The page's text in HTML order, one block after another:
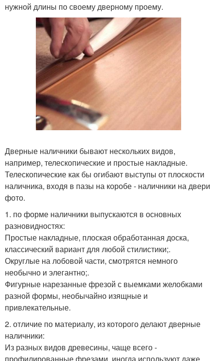
нужной длины по своему дверному проему.
Дверные наличники бывают нескольких видов,
например, телескопические и простые накладные.
Телескопические как бы огибают выступы от плоскости
наличника, входя в пазы на коробе - наличники на двери
фото.
1. по форме наличники выпускаются в основных
разновидностях:
Простые накладные, плоская обработанная доска,
классический вариант для любой стилистики;.
Округлые на лобовой части, смотрятся немного
необычно и элегантно;.
Фигурные нарезанные фрезой с выемками желобками
разной формы, необычайно изящные и
привлекательные.
2. отличие по материалу, из которого делают дверные
наличники:
Из разных видов древесины, чаще всего -